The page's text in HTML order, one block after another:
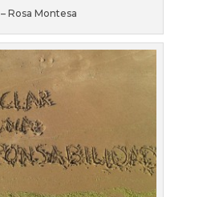
– Rosa Montesa